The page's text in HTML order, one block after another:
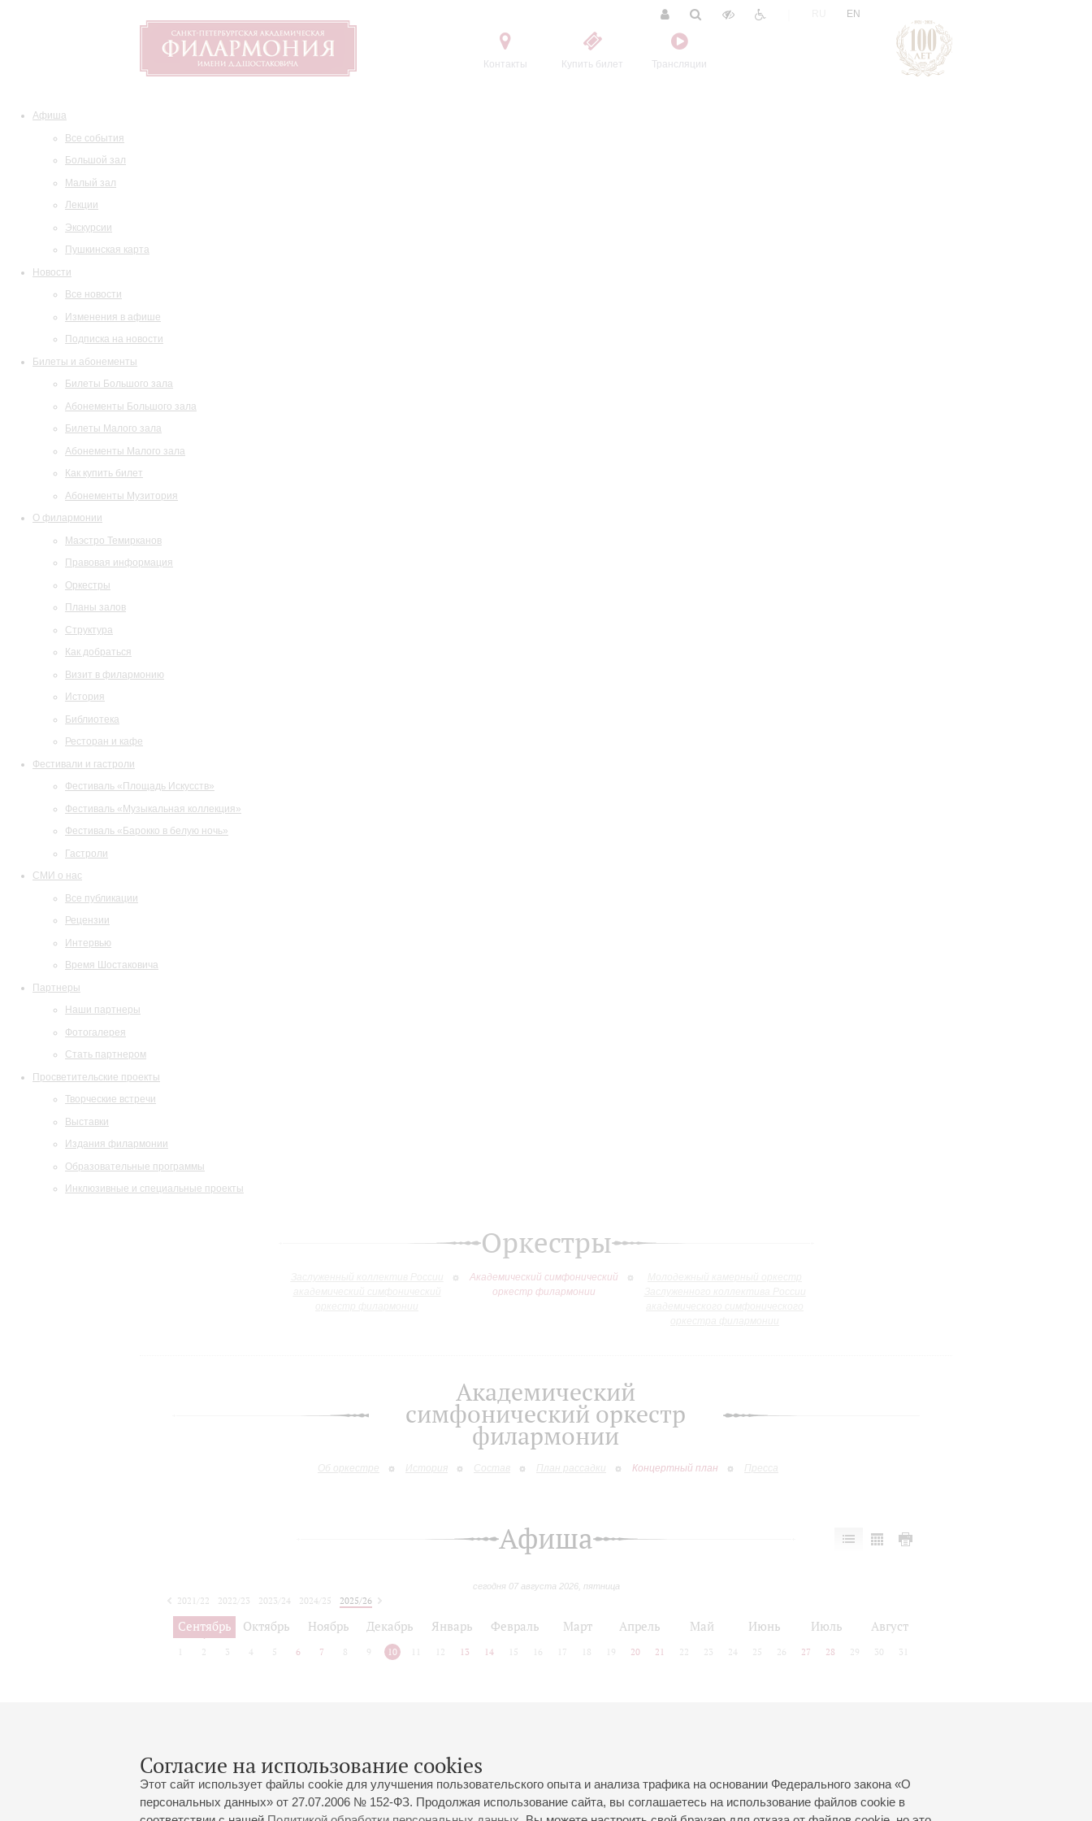
Контакты Купить билет Трансляции
EN
Афиша
Все события
Большой зал
Малый зал
Лекции
Экскурсии
Пушкинская карта
Новости
Все новости
Изменения в афише
Подписка на новости
Билеты и абонементы
Билеты Большого зала
Абонементы Большого зала
Билеты Малого зала
Абонементы Малого зала
Как купить билет
Абонементы Музитория
О филармонии
Маэстро Темирканов
Правовая информация
Оркестры
Планы залов
Структура
Как добраться
Визит в филармонию
История
Библиотека
Ресторан и кафе
Фестивали и гастроли
Фестиваль «Площадь Искусств»
Фестиваль «Музыкальная коллекция»
Фестиваль «Барокко в белую ночь»
Гастроли
СМИ о нас
Все публикации
Рецензии
Интервью
Время Шостаковича
Партнеры
Наши партнеры
Фотогалерея
Стать партнером
Просветительские проекты
Творческие встречи
Выставки
Издания филармонии
Образовательные программы
Инклюзивные и специальные проекты
Согласие на использование cookies
Этот сайт использует файлы cookie для улучшения пользовательского опыта и анализа трафика на основании Федерального закона «О
персональных данных» от 27.07.2006 № 152-ФЗ. Продолжая использование сайта, вы соглашаетесь на использование файлов cookie в
Оркестры
Академический симфонический
оркестр филармонии
Академический
симфонический оркестр
филармонии
Об оркестре История Состав План рассадки Концертный план Пресса
Афиша
сегодня 07 августа 2026, пятница
2021/22 2022/23 2023/24 2024/25
2025/26
2026/27
Сентябрь Октябрь Ноябрь Декабрь Январь Февраль Март Апрель Май Июнь Июль Август
2 3 4 5 6 7 8 9 10 12 13 14 15 16 17 18 19 20 21 22 23 24 25 26 27 28 29 30 31